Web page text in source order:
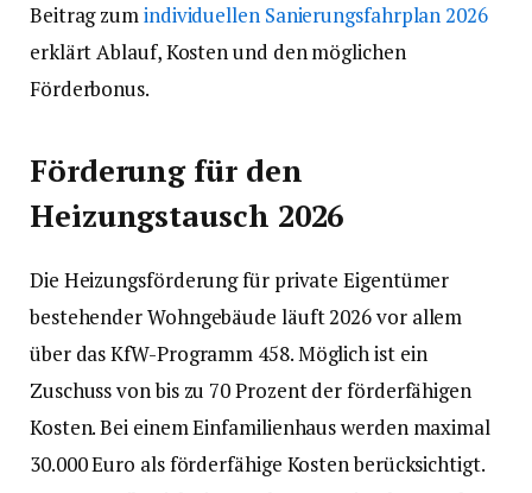
Beitrag zumindividuellen Sanierungsfahrplan 2026
erklärt Ablauf, Kosten und den möglichen
Förderbonus.
Förderung für den
Heizungstausch 2026
Die Heizungsförderung für private Eigentümer
bestehender Wohngebäude läuft 2026 vor allem
über das KfW-Programm 458. Möglich ist ein
Zuschuss von bis zu 70 Prozent der förderfähigen
Kosten. Bei einem Einfamilienhaus werden maximal
30.000 Euro als förderfähige Kosten berücksichtigt.